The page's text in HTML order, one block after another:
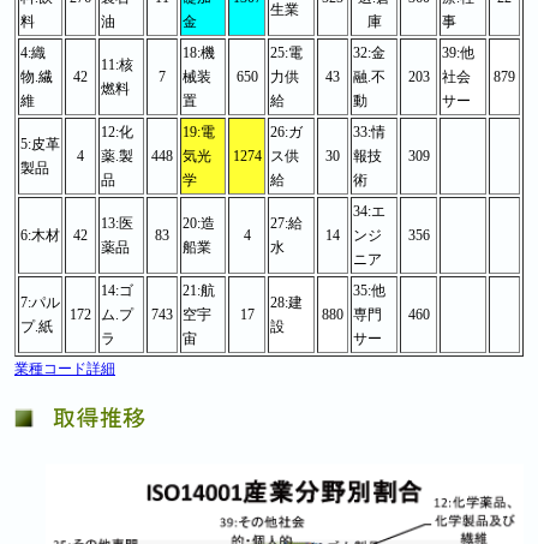
料
油
金
生業
庫
事
4:織
物.繊
維
42
11:核
燃料
7
18:機
械装
置
650
25:電
力供
給
43
32:金
融.不
動
203
39:他
社会
サー
879
5:皮革
製品
4
12:化
薬.製
品
448
19:電
気光
学
1274
26:ガ
ス供
給
30
33:情
報技
術
309
6:木材 42
13:医
薬品
83
20:造
船業
4
27:給
水
14
34:エ
ンジ
ニア
356
7:パル
プ.紙
172
14:ゴ
ム.プ
ラ
743
21:航
空宇
宙
17
28:建
設
880
35:他
専門
サー
460
業種コード詳細